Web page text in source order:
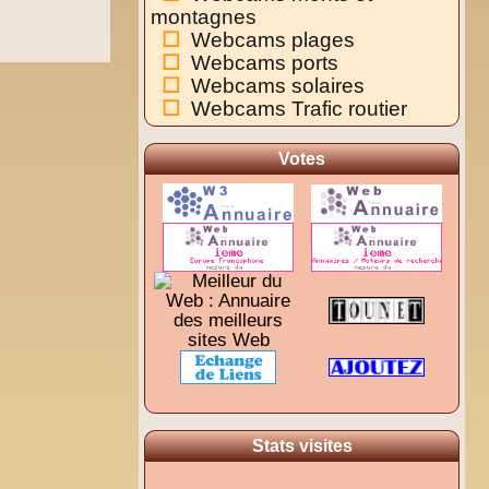
montagnes
Webcams plages
Webcams ports
Webcams solaires
Webcams Trafic routier
Votes
Stats visites